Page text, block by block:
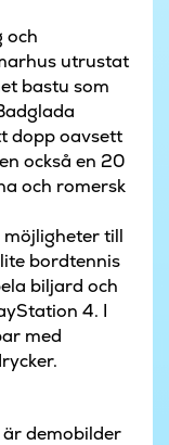
och
utrustat
bastu som
dopp oavsett
också en 20
och romersk
till
bordtennis
biljard och
4. I
med
och gott
demobilder